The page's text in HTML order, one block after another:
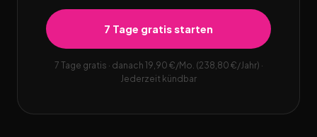
7 Tage gratis starten
7 Tage gratis · danach 19,90 €/Mo. (238,80 €/Jahr) ·
Jederzeit kündbar